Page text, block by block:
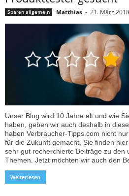
Sparen allgemein Matthias - 21. März 2018
Unser Blog wird 10 Jahre alt und wie
haben, geben wir auch deshalb in
haben Verbraucher-Tipps.com nicht
für die Zukunft gemacht, Sie finden
sehr gut recherchierte Beiträge zu den
Themen. Jetzt möchten wir auch den
Weiterlesen